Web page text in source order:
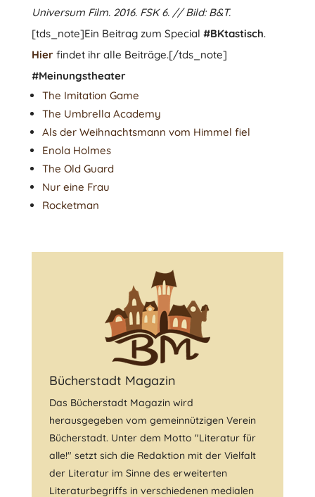
Universum Film. 2016. FSK 6. // Bild: B&T.
[tds_note]Ein Beitrag zum Special #BKtastisch.
Hierfindet ihr alle Beiträge.[/tds_note]
#Meinungstheater
The Imitation Game
The Umbrella Academy
Als der Weihnachtsmann vom Himmel fiel
Enola Holmes
The Old Guard
Nur eine Frau
Rocketman
Bücherstadt Magazin
Das Bücherstadt Magazin wird
herausgegeben vom gemeinnützigen Verein
Bücherstadt. Unter dem Motto "Literatur für
alle!" setzt sich die Redaktion mit der Vielfalt
der Literatur im Sinne des erweiterten
Literaturbegriffs in verschiedenen medialen